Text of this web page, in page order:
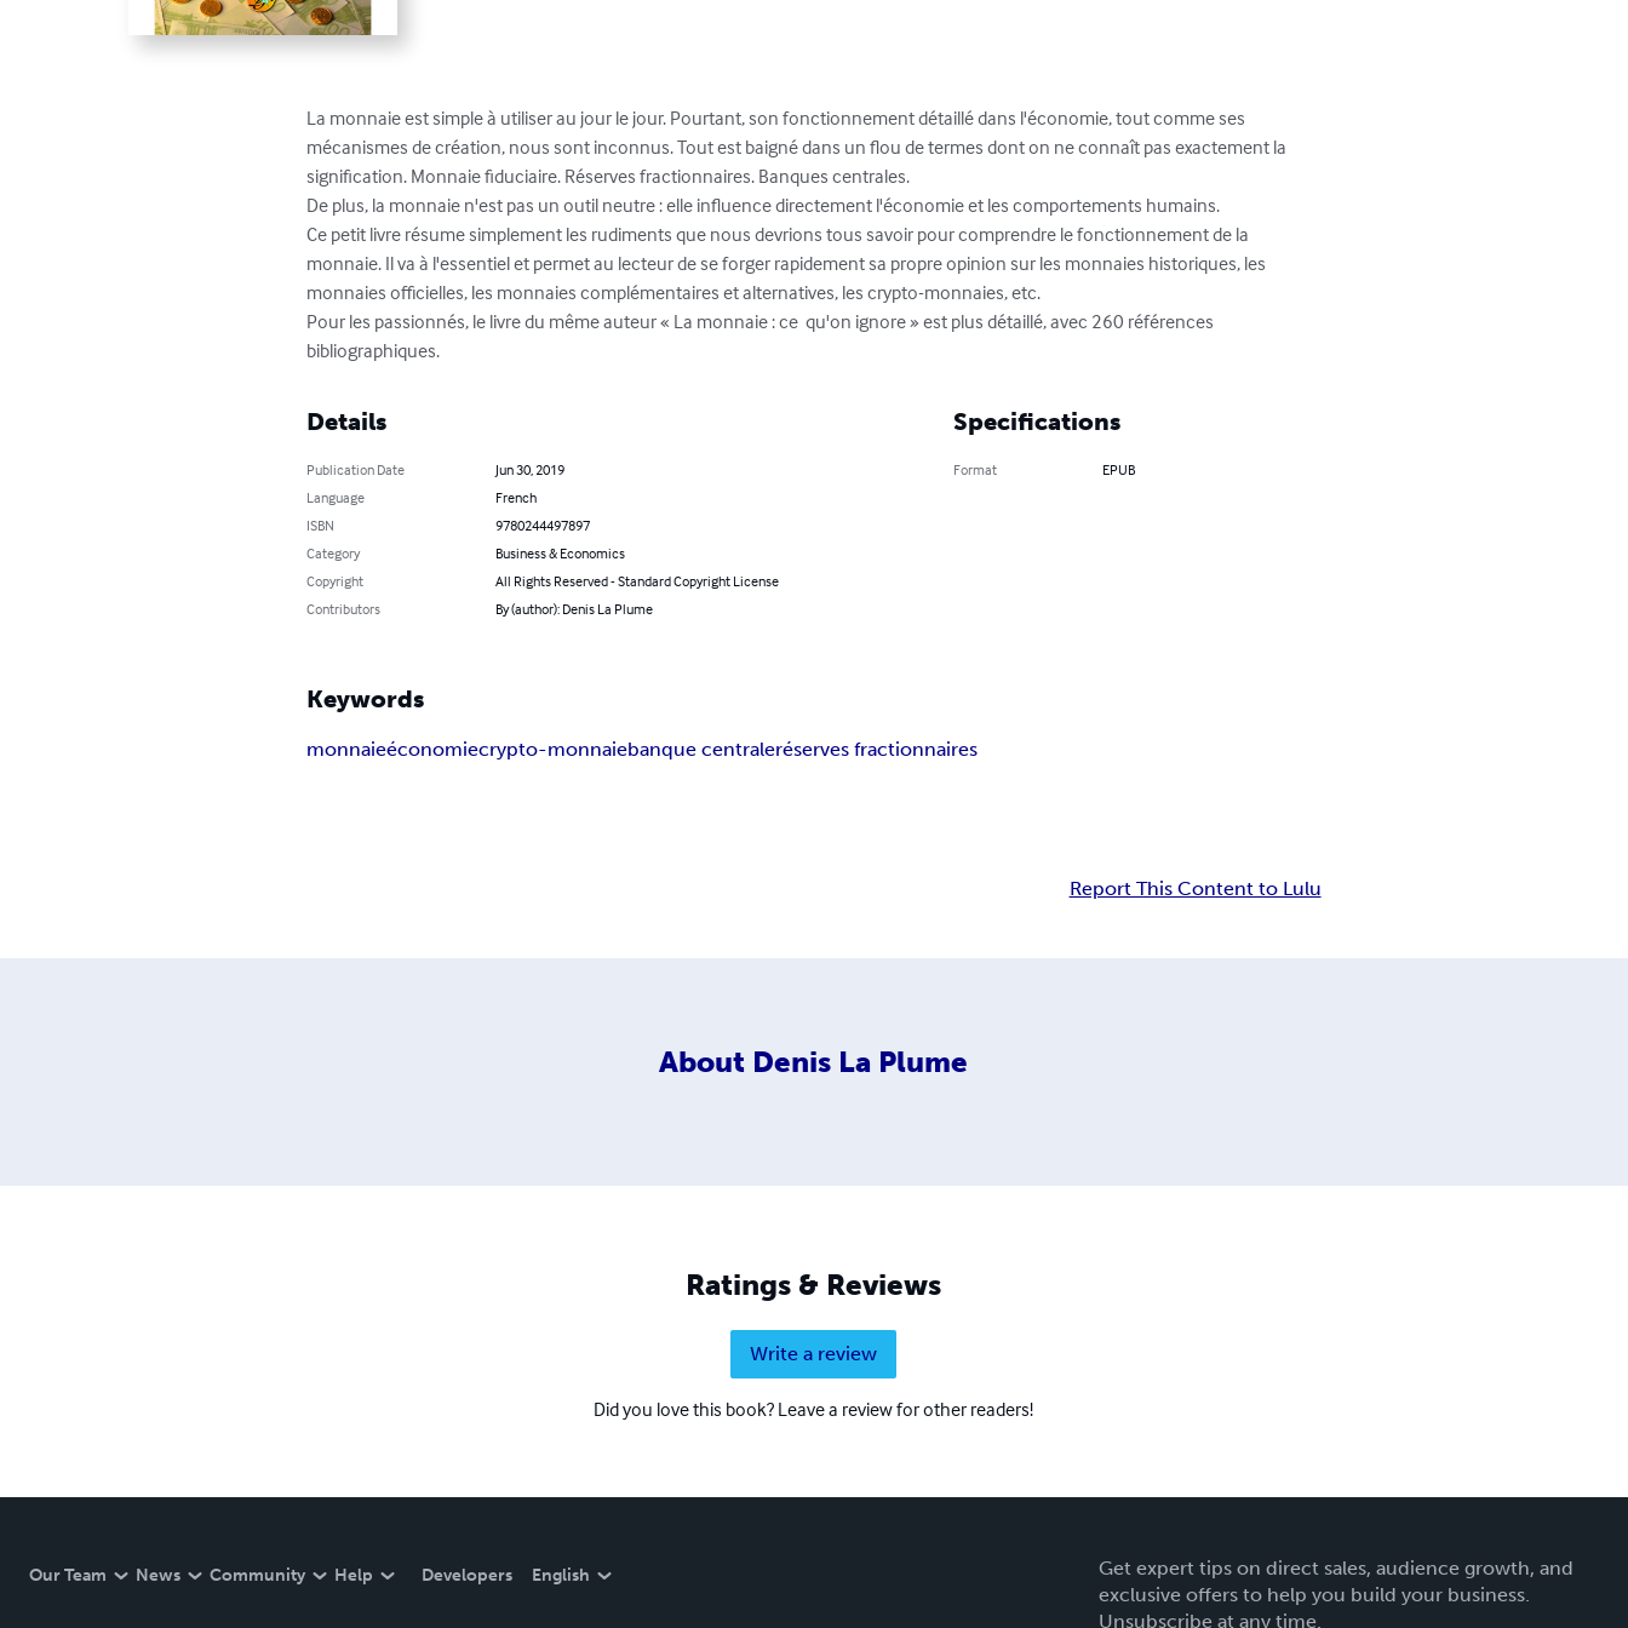
La monnaie est simple à utiliser au jour le jour. Pourtant, son fonctionnement détaillé dans l'économie, tout comme ses
mécanismes de création, nous sont inconnus. Tout est baigné dans un flou de termes dont on ne connaît pas exactement la
signification. Monnaie fiduciaire. Réserves fractionnaires. Banques centrales.
De plus, la monnaie n'est pas un outil neutre : elle influence directement l'économie et les comportements humains.
Ce petit livre résume simplement les rudiments que nous devrions tous savoir pour comprendre le fonctionnement de la
monnaie. Il va à l'essentiel et permet au lecteur de se forger rapidement sa propre opinion sur les monnaies historiques, les
monnaies officielles, les monnaies complémentaires et alternatives, les crypto-monnaies, etc.
Pour les passionnés, le livre du même auteur « La monnaie : ce  qu'on ignore » est plus détaillé, avec 260 références
bibliographiques.
Details
Publication Date
Jun 30, 2019
Language
French
ISBN
9780244497897
Category
Business & Economics
Copyright
All Rights Reserved - Standard Copyright License
Contributors
By (author): Denis La Plume
Specifications
Format EPUB
Keywords
monnaieéconomiecrypto-monnaiebanque centraleréserves fractionnaires
Report This Content to Lulu
About Denis La Plume
Ratings & Reviews
Write a review
Did you love this book? Leave a review for other readers!
Our Team News Community Help Developers English
Get expert tips on direct sales, audience growth, and
exclusive offers to help you build your business.
Unsubscribe at any time.